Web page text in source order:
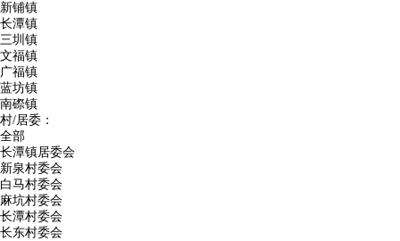
新铺镇
长潭镇
三圳镇
文福镇
广福镇
蓝坊镇
南磜镇
村/居委：
全部
长潭镇居委会
新泉村委会
白马村委会
麻坑村委会
长潭村委会
长东村委会